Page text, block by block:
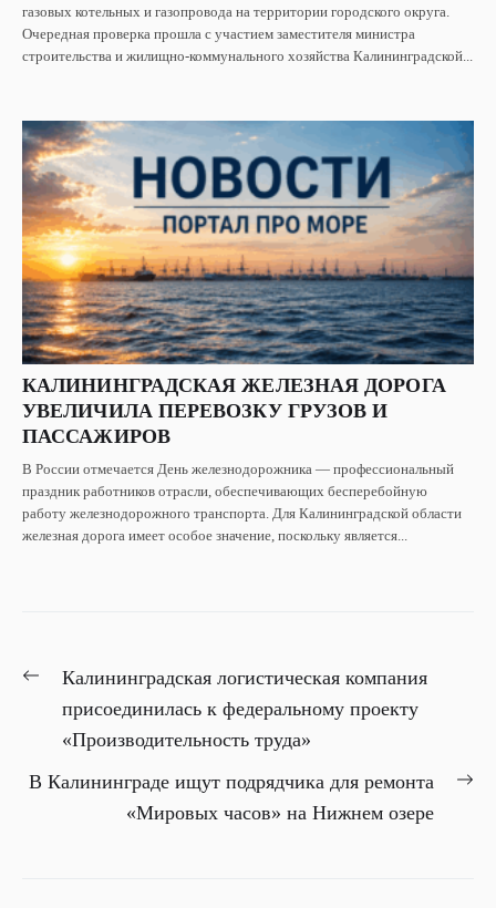
газовых котельных и газопровода на территории городского округа.
Очередная проверка прошла с участием заместителя министра
строительства и жилищно-коммунального хозяйства Калининградской...
КАЛИНИНГРАДСКАЯ ЖЕЛЕЗНАЯ ДОРОГА
УВЕЛИЧИЛА ПЕРЕВОЗКУ ГРУЗОВ И
ПАССАЖИРОВ
В России отмечается День железнодорожника — профессиональный
праздник работников отрасли, обеспечивающих бесперебойную
работу железнодорожного транспорта. Для Калининградской области
железная дорога имеет особое значение, поскольку является...
НАВИГАЦИЯ
ПО
ЗАПИСЯМ
PreviousКалининградская логистическая компания
присоединилась к федеральному проекту
«Производительность труда»
В Калининграде ищут подрядчика для ремонта
«Мировых часов» на Нижнем озере